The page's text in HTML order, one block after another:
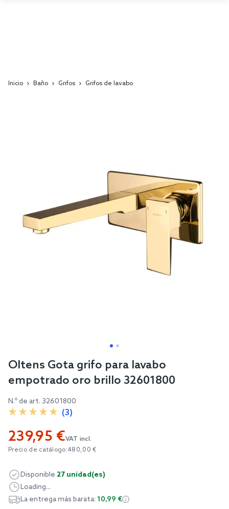
Inicio Baño Grifos Grifos de lavabo
Skip
beginning
of
images
gallery
Oltens Gota grifo para lavabo
empotrado oro brillo 32601800
N.º de art. 32601800
(3)
239,95 €VAT incl.
Precio de catálogo:480,00 €
Disponible 27 unidad(es)
Loading...
La entrega más barata: 10,99 €